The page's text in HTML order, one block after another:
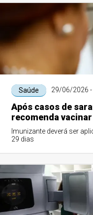
Saúde 29/06/2026 -
Após casos de
recomenda vacinar
Imunizante deverá ser
29 dias